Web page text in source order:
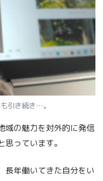
引き続き…。
域の魅力を対外的に発信
っています。
長年働いてきた自分をい